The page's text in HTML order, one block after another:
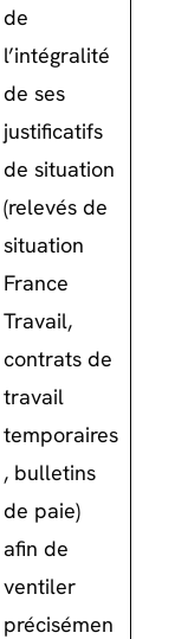
de
l’intégralité
de ses
justificatifs
de situation
(relevés de
situation
France
Travail,
contrats de
travail
temporaires
, bulletins
de paie)
afin de
ventiler
précisémen